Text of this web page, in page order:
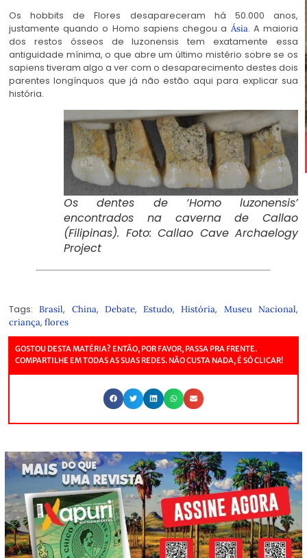
Os hobbits de Flores desapareceram há 50.000 anos,
justamente quando o Homo sapiens chegou a Ásia. A maioria
dos restos ósseos de luzonensis tem exatamente essa
antiguidade mínima, o que abre um último mistério sobre se os
sapiens tiveram algo a ver com o desaparecimento destes dois
parentes longínquos que já não estão aqui para explicar sua
história.
Os dentes de ‘Homo luzonensis’
encontrados na caverna de Callao
(Filipinas). Foto: Callao Cave Archaelogy
Project
Tags:Brasil, China, Debate,Estudo,História, Museu Nacional,
criança, flores
GOSTOU DESTA MATÉRIA? ENTÃO, POR FAVOR, PASSA PRA FRENTE.
COMPARTILHE EM TODAS AS SUAS REDES. NÃO CUSTA NADA, É SÓ CLICAR!